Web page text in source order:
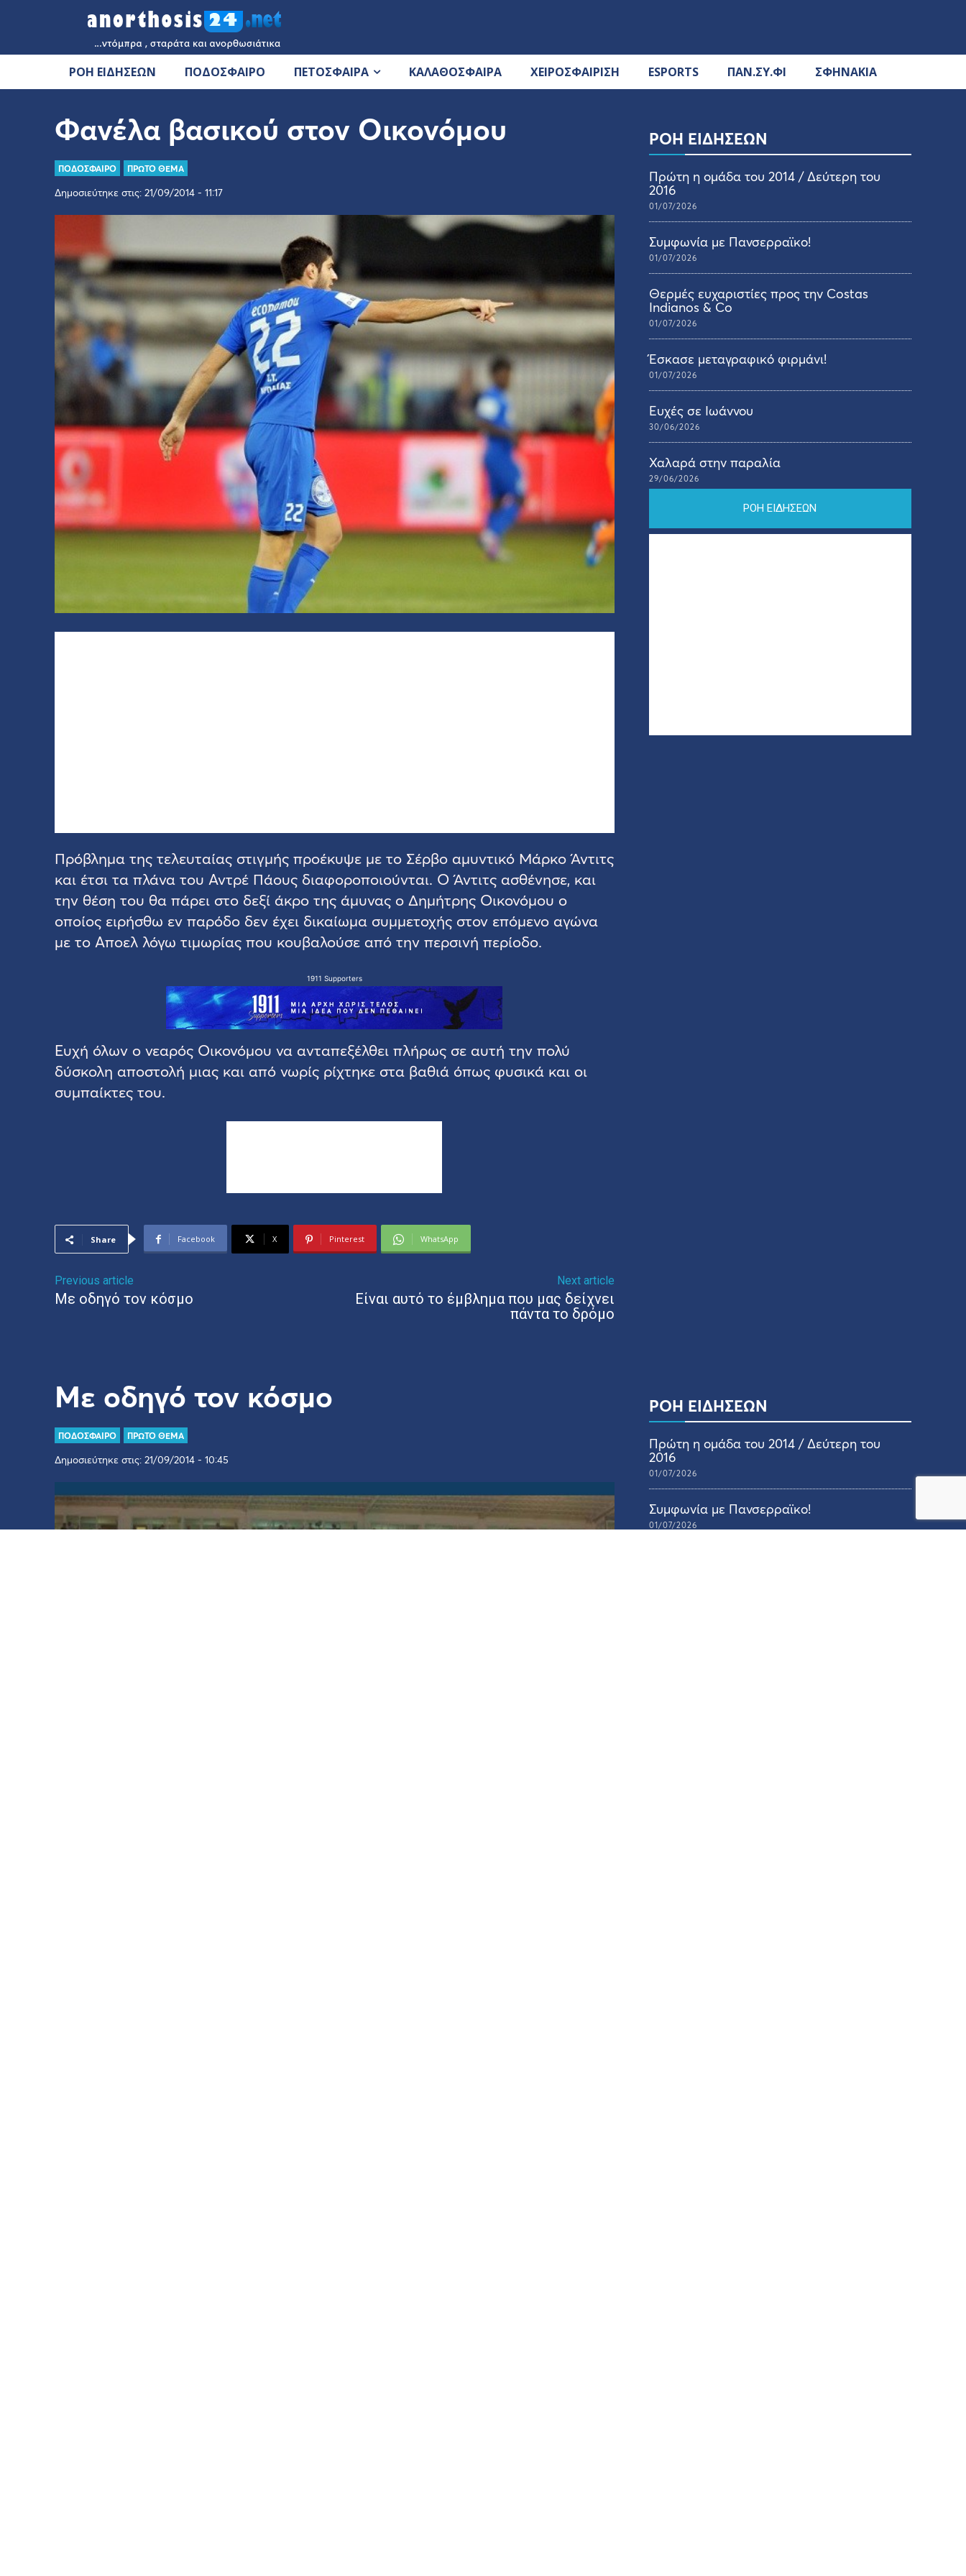
ΡΟΗ ΕΙΔΗΣΕΩΝ ΠΟΔΟΣΦΑΙΡΟ ΠΕΤΟΣΦΑΙΡΑ ΚΑΛΑΘΟΣΦΑΙΡΑ ΧΕΙΡΟΣΦΑΙΡΙΣΗ ESPORTS ΠΑΝ.ΣΥ.ΦΙ ΣΦΗΝΑΚΙΑ
Φανέλα βασικού στον Οικονόμου
ΠΟΔΟΣΦΑΙΡΟ ΠΡΩΤΟ ΘΕΜΑ
Δημοσιεύτηκε στις: 21/09/2014 - 11:17
Πρόβλημα της τελευταίας στιγμής προέκυψε με το Σέρβο αμυντικό Μάρκο Άντιτς
και έτσι τα πλάνα του Αντρέ Πάους διαφοροποιούνται. Ο Άντιτς ασθένησε, και
την θέση του θα πάρει στο δεξί άκρο της άμυνας ο Δημήτρης Οικονόμου ο
οποίος ειρήσθω εν παρόδο δεν έχει δικαίωμα συμμετοχής στον επόμενο αγώνα
με το Αποελ λόγω τιμωρίας που κουβαλούσε από την περσινή περίοδο.
1911 Supporters
Ευχή όλων ο νεαρός Οικονόμου να ανταπεξέλθει πλήρως σε αυτή την πολύ
δύσκολη αποστολή μιας και από νωρίς ρίχτηκε στα βαθιά όπως φυσικά και οι
συμπαίκτες του.
Share Facebook X Pinterest WhatsApp
Previous article
Mε οδηγό τον κόσμο
Next article
Είναι αυτό το έμβλημα που μας δείχνει
πάντα το δρόμο
ΡΟΗ ΕΙΔΗΣΕΩΝ
Πρώτη η ομάδα του 2014 / Δεύτερη του
2016
01/07/2026
Συμφωνία με Πανσερραϊκο!
01/07/2026
Θερμές ευχαριστίες προς την Costas
Indianos & Co
01/07/2026
Έσκασε μεταγραφικό φιρμάνι!
01/07/2026
Ευχές σε Ιωάννου
30/06/2026
Χαλαρά στην παραλία
29/06/2026
ΡΟΗ ΕΙΔΗΣΕΩΝ